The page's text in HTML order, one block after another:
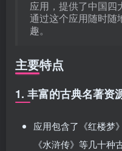
应用，提供了中国四
通过这个应用随时随
趣。
主要特点
1. 丰富的古典名著资
应用包含了《红楼梦
《水浒传》等几十种